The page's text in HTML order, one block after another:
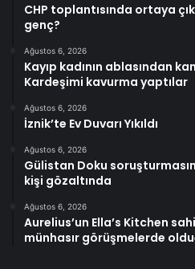
CHP toplantısında ortaya
genç?
Ağustos 6, 2026
Kayıp kadının ablasından
Kardeşimi kavurma yaptılar
Ağustos 6, 2026
İznik’te Ev Duvarı Yıkıldı
Ağustos 6, 2026
Gülistan Doku
kişi gözaltında
Ağustos 6, 2026
Aurelius’un Ella’s Kitchen
münhasır görüşmelerde